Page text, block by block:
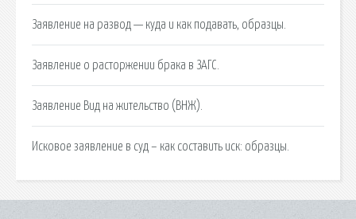
Заявление на развод — куда и как подавать, образцы.
Заявление о расторжении брака в ЗАГС.
Заявление Вид на жительство (ВНЖ).
Исковое заявление в суд – как составить иск: образцы.